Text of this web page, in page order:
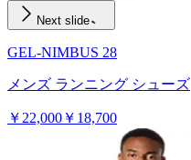
Next slide
GEL-NIMBUS 28
メンズ ランニング シューズ
￥22,000 ￥18,700